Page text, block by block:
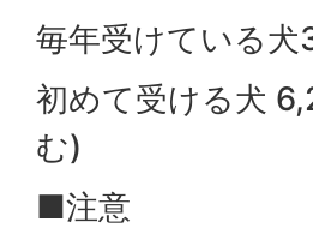
毎年受けている
初めて受ける犬
む)
■注意